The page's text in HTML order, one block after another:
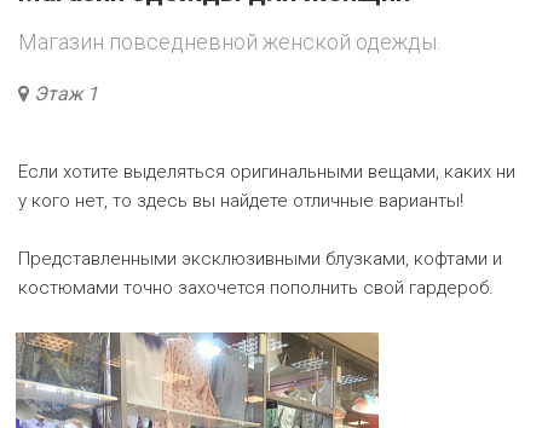
Магазин повседневной женской одежды.
Этаж 1
Если хотите выделяться оригинальными вещами, каких ни
у кого нет, то здесь вы найдете отличные варианты!
Представленными эксклюзивными блузками, кофтами и
костюмами точно захочется пополнить свой гардероб.